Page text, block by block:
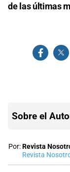
de las últimas
Sobre el
Por:Revista
Revista